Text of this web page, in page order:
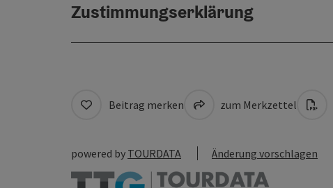
Zustimmungserklärung
Beitrag merken zum Merkzettel
powered by TOURDATA Änderung vorschlagen